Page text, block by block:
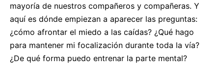
mayoría de nuestros compañeros y compañeras. Y
aquí es dónde empiezan a aparecer las preguntas:
¿cómo afrontar el miedo a las caídas? ¿Qué hago
para mantener mi focalización durante toda la vía?
¿De qué forma puedo entrenar la parte mental?